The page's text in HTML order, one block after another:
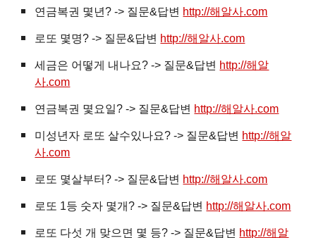
연금복권 몇년? -> 질문&답변 http://해알사.com
로또 몇명? -> 질문&답변 http://해알사.com
세금은 어떻게 내나요? -> 질문&답변 http://해알
사.com
연금복권 몇요일? -> 질문&답변 http://해알사.com
미성년자 로또 살수있나요? -> 질문&답변 http://해알
사.com
로또 몇살부터? -> 질문&답변 http://해알사.com
로또 1등 숫자 몇개? -> 질문&답변 http://해알사.com
로또 다섯 개 맞으면 몇 등? -> 질문&답변 http://해알